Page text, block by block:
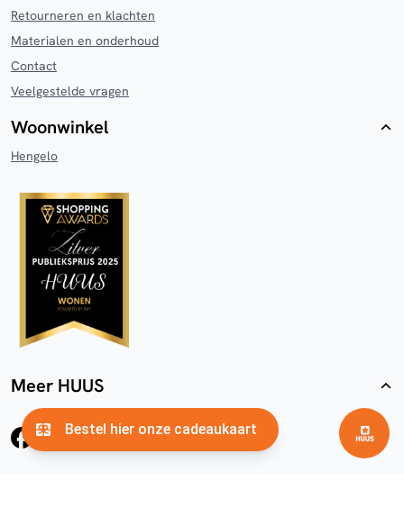
Retourneren en klachten
Materialen en onderhoud
Contact
Veelgestelde vragen
Woonwinkel
Hengelo
Meer HUUS
facebook